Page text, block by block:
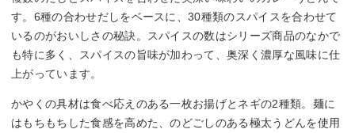
す。6種の合わせだしをベースに、30種類のスパイスを合わせて
いるのがおいしさの秘訣。スパイスの数はシリーズ商品のなかで
も特に多く、スパイスの旨味が加わって、奥深く濃厚な風味に仕
上がっています。
かやくの具材は食べ応えのある一枚お揚げとネギの2種類。麺に
はもちもちした食感を高めた、のどごしのある極太うどんを使用